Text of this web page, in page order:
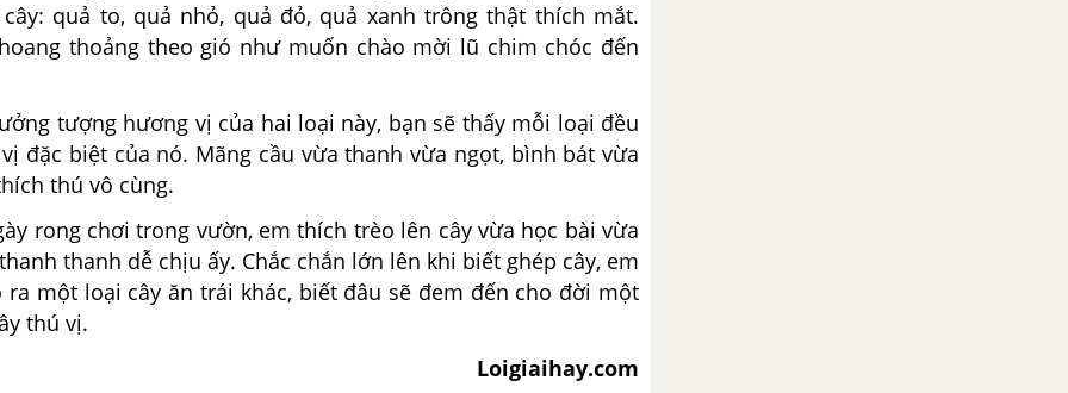
quả to, quả nhỏ, quả đỏ, quả xanh trông thật thích mắt.
thoảng theo gió như muốn chào mời lũ chim chóc đến
tượng hương vị của hai loại này, bạn sẽ thấy mỗi loại đều
đặc biệt của nó. Mãng cầu vừa thanh vừa ngọt, bình bát vừa
thú vô cùng.
chơi trong vườn, em thích trèo lên cây vừa học bài vừa
thanh dễ chịu ấy. Chắc chắn lớn lên khi biết ghép cây, em
một loại cây ăn trái khác, biết đâu sẽ đem đến cho đời một
thú vị.
Loigiaihay.com